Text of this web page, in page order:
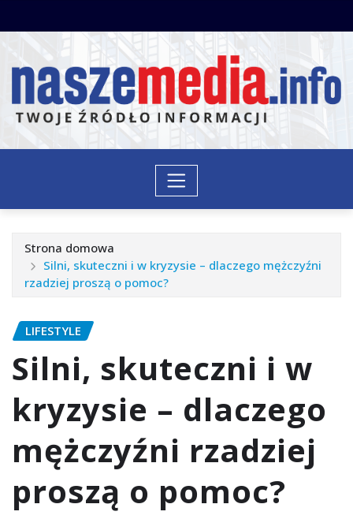
do
Strona domowa
Silni, skuteczni i w kryzysie – dlaczego mężczyźni
rzadziej proszą o pomoc?
LIFESTYLE
Silni, skuteczni i w
kryzysie – dlaczego
mężczyźni rzadziej
proszą o pomoc?